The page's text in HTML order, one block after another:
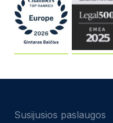
Susijusios paslaugos